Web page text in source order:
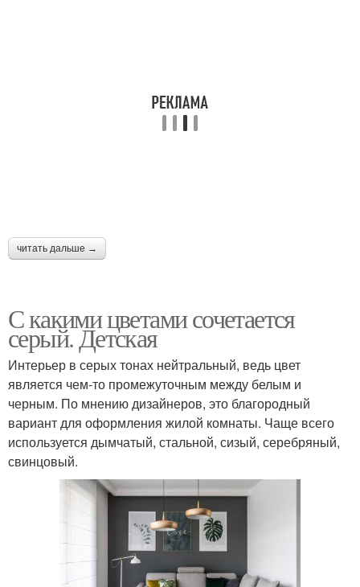
читать дальше →
С какими цветами сочетается
серый. Детская
Интерьер в серых тонах нейтральный, ведь цвет
является чем-то промежуточным между белым и
черным. По мнению дизайнеров, это благородный
вариант для оформления жилой комнаты. Чаще всего
используется дымчатый, стальной, сизый, серебряный,
свинцовый.